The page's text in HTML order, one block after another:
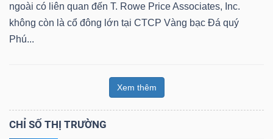
ngoài có liên quan đến T. Rowe Price Associates, Inc.
không còn là cổ đông lớn tại CTCP Vàng bạc Đá quý
Phú...
Xem thêm
CHỈ SỐ THỊ TRƯỜNG